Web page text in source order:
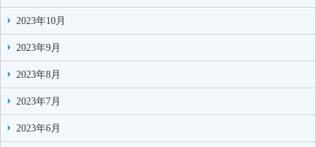
2023年10月
2023年9月
2023年8月
2023年7月
2023年6月